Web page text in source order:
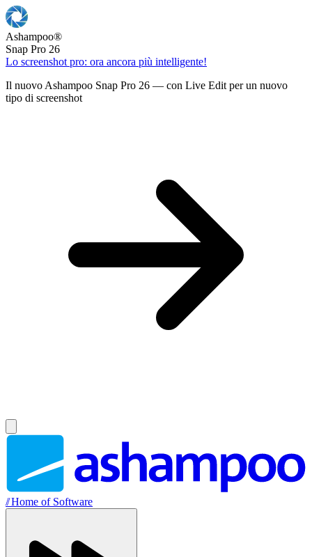
Ashampoo®
Snap Pro 26
Lo screenshot pro: ora ancora più intelligente!
Il nuovo Ashampoo Snap Pro 26 — con Live Edit per un nuovo
tipo di screenshot
//Home of Software